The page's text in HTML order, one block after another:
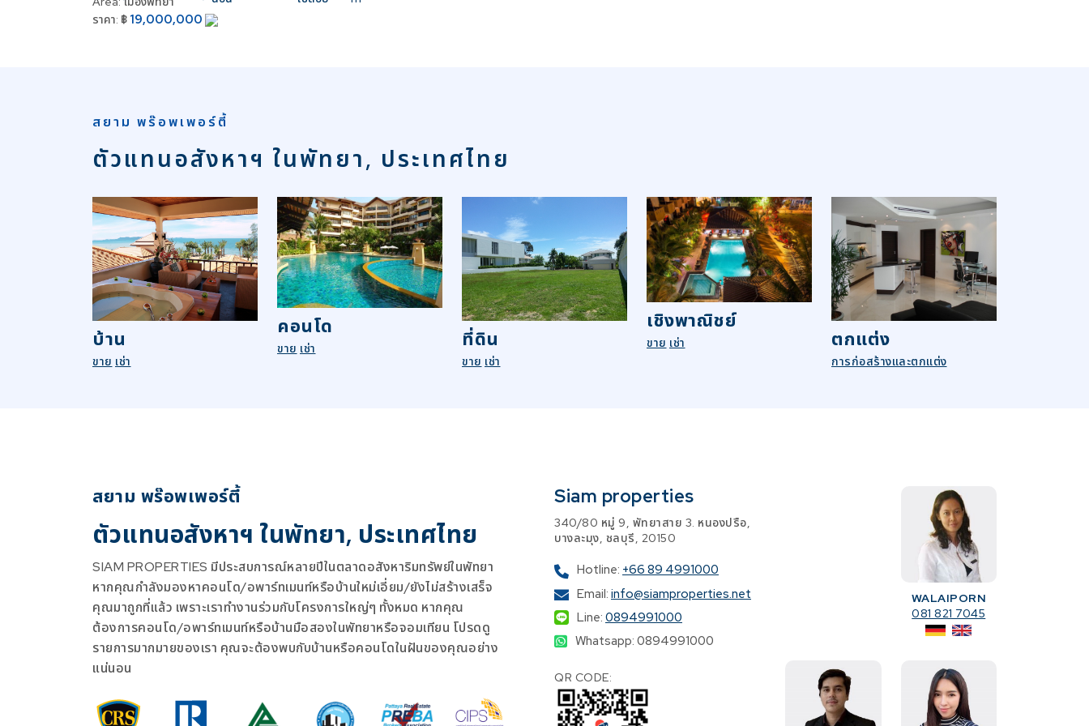
ราคา: ฿ 19,000,000
สยาม พร๊อพเพอร์ตี้
ตัวแทนอสังหาฯ ในพัทยา, ประเทศไทย
บ้าน
ขาย เช่า
คอนโด
ขาย เช่า ที่ดิน
ขาย เช่า
เชิงพาณิชย์
ขาย เช่า ตกแต่ง
การก่อสร้างและตกแต่ง
สยาม พร๊อพเพอร์ตี้
ตัวแทนอสังหาฯ ในพัทยา, ประเทศไทย
SIAM PROPERTIES มีประสบการณ์หลายปีในตลาดอสังหาริมทรัพย์ในพัทยา
หากคุณกำลังมองหาคอนโด/อพาร์ทเมนท์หรือบ้านใหม่เอี่ยม/ยังไม่สร้างเสร็จ
คุณมาถูกที่แล้ว เพราะเราทำงานร่วมกับโครงการใหญ่ๆ ทั้งหมด หากคุณ
ต้องการคอนโด/อพาร์ทเมนท์หรือบ้านมือสองในพัทยาหรือจอมเทียน โปรดดู
รายการมากมายของเรา คุณจะต้องพบกับบ้านหรือคอนโดในฝันของคุณอย่าง
แน่นอน
Siam properties
340/80 หมู่ 9, พัทยาสาย 3. หนองปรือ,
บางละมุง, ชลบุรี, 20150
Hotline: +66 89 4991000
Email: info@siamproperties.net
Line: 0894991000
Whatsapp: 0894991000
QR CODE:
WALAIPORN
081 821 7045